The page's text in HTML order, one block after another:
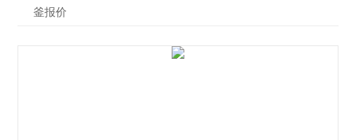
釜报价